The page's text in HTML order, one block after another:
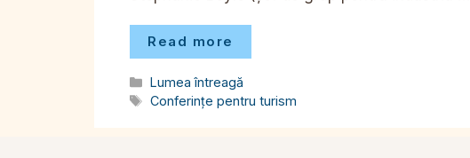
Read more
Categorii
Lumea întreagă
Etichete
Conferințe pentru turism